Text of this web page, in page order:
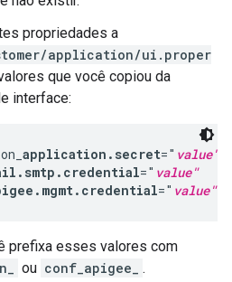
propriedades a
application/ui.proper
que você copiou da
interface:
application.secret=" value"
=" value"
=" value"
prefixa esses valores com
ou conf_apigee_
.